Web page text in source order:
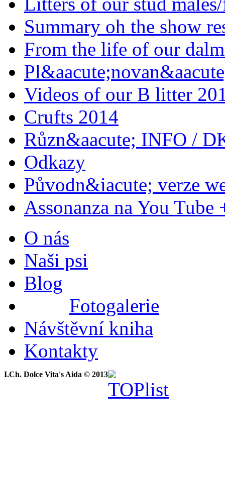
Summary oh the show
From the life of our
Videos of our B litter
Crufts 2014
Různ&aacute; INFO /
Odkazy
Původn&iacute; verze
Assonanza na You Tube
O nás
Naši psi
Blog
Fotogalerie
Návštěvní kniha
Kontakty
I.Ch. Dolce Vita's Aida © 2013